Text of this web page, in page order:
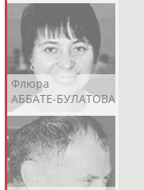
Флюра
АББАТЕ-БУЛАТОВА